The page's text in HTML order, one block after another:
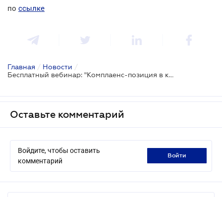
по ссылке
Главная / Новости /
Бесплатный вебинар: "Комплаенс-позиция в кризисе: как защитить компанию юридически и репутационно"
Оставьте комментарий
Войдите, чтобы оставить
комментарий
войти